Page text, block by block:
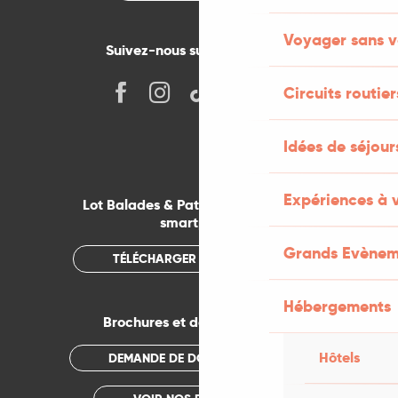
Voyager sans
Circuits
Idées de
Expériences à
Grands
Hébergements
Hôtels
Suivez-nous sur les réseaux !
Lot Balades & Patrimoines sur votre
smartphone
TÉLÉCHARGER L'APPLICATION
Brochures et documentations
DEMANDE DE DOCUMENTATION